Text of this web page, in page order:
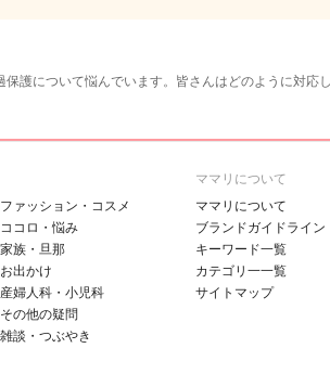
護について悩んでいます。皆さんはどのように対応し
ファッション・コスメ
ココロ・悩み
家族・旦那
お出かけ
産婦人科・小児科
その他の疑問
雑談・つぶやき
ママリについて
ママリについて
ブランドガイドライン
キーワード一覧
カテゴリ一一覧
サイトマップ